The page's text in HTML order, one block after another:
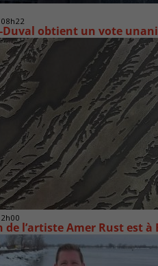
Duval obtient un vote
de l’artiste Amer Rust est à